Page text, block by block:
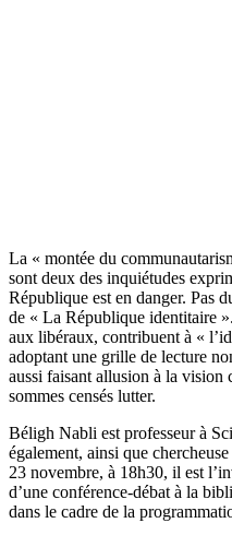
La « montée du
sont deux des inquiétudes
République est en danger. Pas
de « La République identitaire
aux libéraux, contribuent à «
adoptant une grille de lecture
aussi faisant allusion à la vision
sommes censés lutter.
Béligh Nabli est professeur à
également, ainsi que
23 novembre, à 18h30, il est
d’une conférence-débat à la
dans le cadre de la